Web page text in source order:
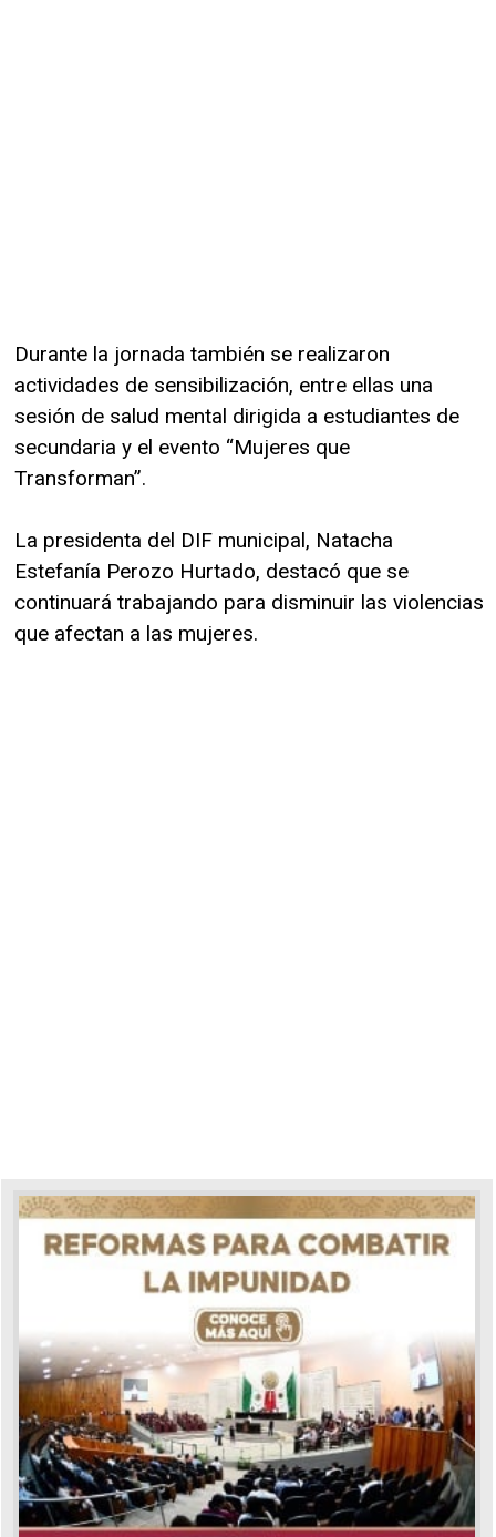
Durante la jornada también se realizaron
actividades de sensibilización, entre ellas una
sesión de salud mental dirigida a estudiantes de
secundaria y el evento “Mujeres que
Transforman”.
La presidenta del DIF municipal, Natacha
Estefanía Perozo Hurtado, destacó que se
continuará trabajando para disminuir las violencias
que afectan a las mujeres.